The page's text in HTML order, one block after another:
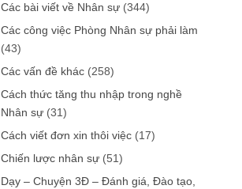
Các bài viết về Nhân sự (344)
Các công việc Phòng Nhân sự phải làm
(43)
Các vấn đề khác (258)
Cách thức tăng thu nhập trong nghề
Nhân sự (31)
Cách viết đơn xin thôi việc (17)
Chiến lược nhân sự (51)
Dạy – Chuyện 3Đ – Đánh giá, Đào tạo,